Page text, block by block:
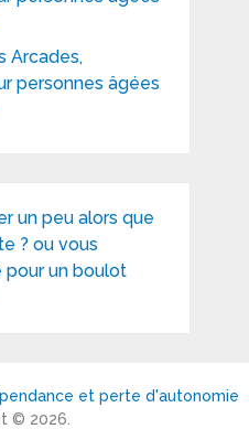
Arcades,
personnes âgées
un peu alors que
? ou vous
pour un boulot
et perte d'autonomie
© 2026.